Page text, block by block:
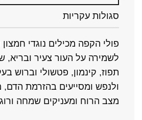
סגולות עקריות
פולי הקפה מכילים נוגדי
לשמירה על העור צעיר ובריא,
תפוז, קינמון, פטשולי וברוש
ולנפש ומסייעים בהזרמת
מצב הרוח ומעניקים שמחה